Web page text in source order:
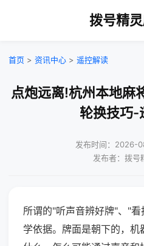
拨号精
首页 > 资讯中心 > 遥控解读
点炮远离!杭州本地麻
轮换技巧-
发布时间：2026-
发布者：拨号
所谓的"听声音辨好牌"、"
学依据。牌面是朝下的，